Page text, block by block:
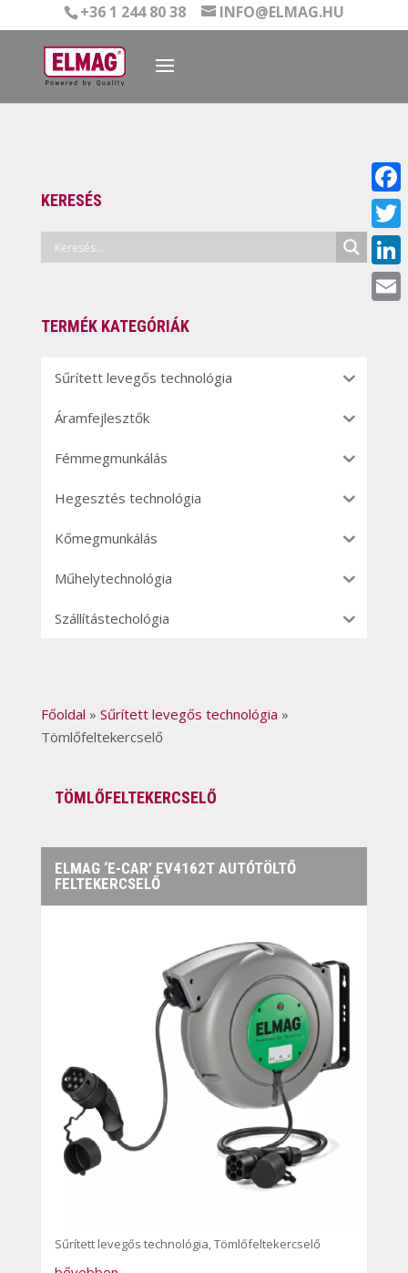
+36 1 244 80 38 INFO@ELMAG.HU
KERESÉS
TERMÉK KATEGÓRIÁK
Sűrített levegős technológia
Áramfejlesztők
Fémmegmunkálás
Hegesztés technológia
Kőmegmunkálás
Műhelytechnológia
Szállítástechológia
Főoldal » Sűrített levegős technológia »
Tömlőfeltekercselő
TÖMLŐFELTEKERCSELŐ
ELMAG ‘E-CAR’ EV4162T AUTÓTÖLTŐ
FELTEKERCSELŐ
Sűrített levegős technológia,Tömlőfeltekercselő